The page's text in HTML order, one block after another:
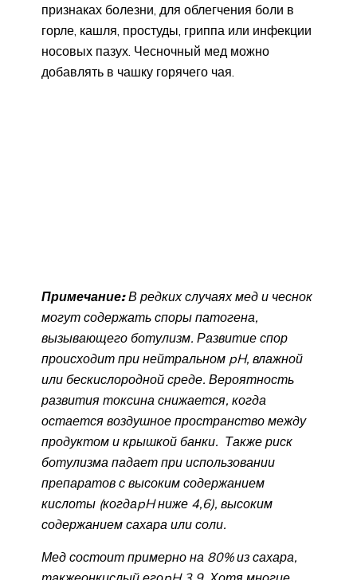
признаках болезни, для облегчения боли в
горле, кашля, простуды, гриппа или инфекции
носовых пазух. Чесночный мед можно
добавлять в чашку горячего чая.
Примечание:В редких случаях мед и чеснок
могут содержать споры патогена,
вызывающего ботулизм. Развитие спор
происходит при нейтральном pH, влажной
или бескислородной среде. Вероятность
развития токсина снижается, когда
остается воздушное пространство между
продуктом и крышкой банки. Также риск
ботулизма падает при использовании
препаратов с высоким содержанием
кислоты (когдаpH ниже 4,6), высоким
содержанием сахара или соли.
Мед состоит примерно на 80% из сахара,